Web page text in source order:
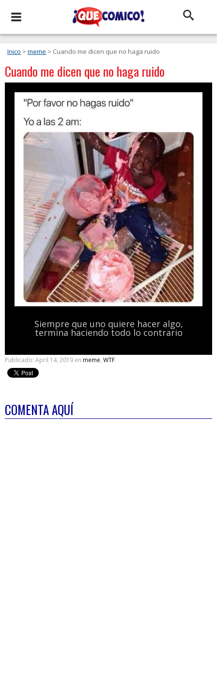
Inico > meme > Cuando me dicen que no haga ruido
Cuando me dicen que no haga ruido
Siempre que uno quiere hacer algo,
termina haciendo todo lo contrario
Publicado: April 14, 2019 en meme, WTF.
COMENTA AQUÍ